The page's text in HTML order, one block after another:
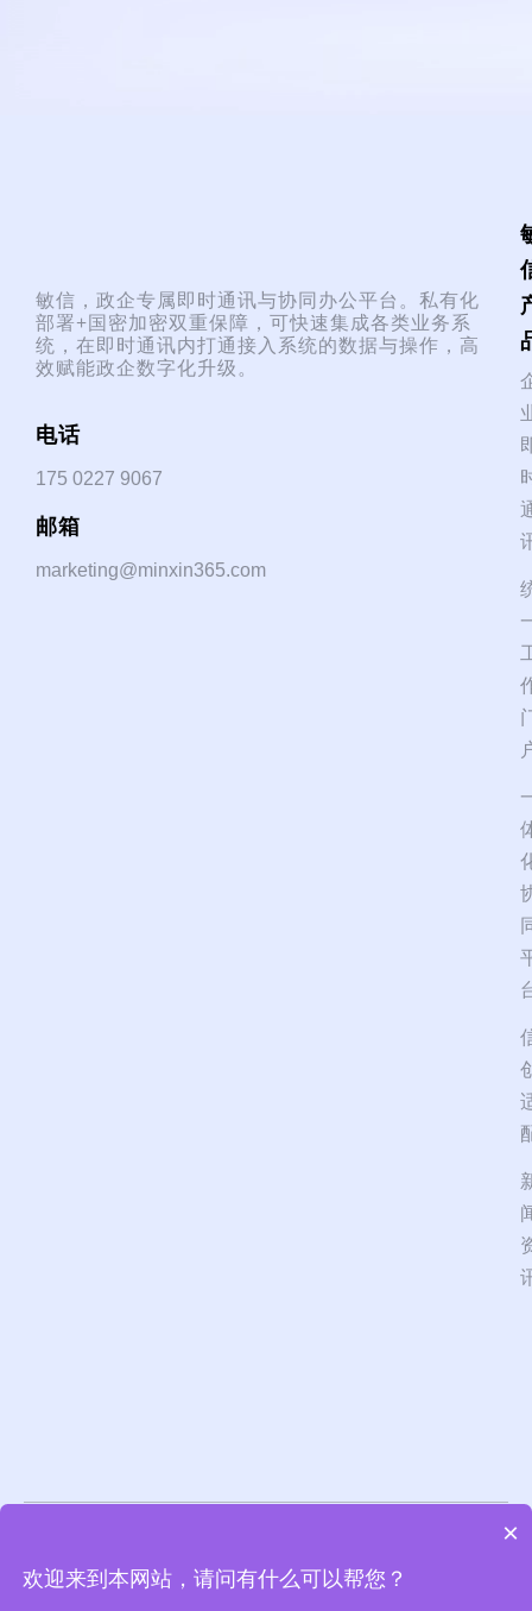
敏信，政企专属即时通讯与协同办公平台。私有化
部署+国密加密双重保障，可快速集成各类业务系
统，在即时通讯内打通接入系统的数据与操作，高
效赋能政企数字化升级。
电话
175 0227 9067
邮箱
marketing@minxin365.com
术有限公司 版权所
隐私政策
服务协议
×
欢迎来到本网站，请问有什么可以帮您？